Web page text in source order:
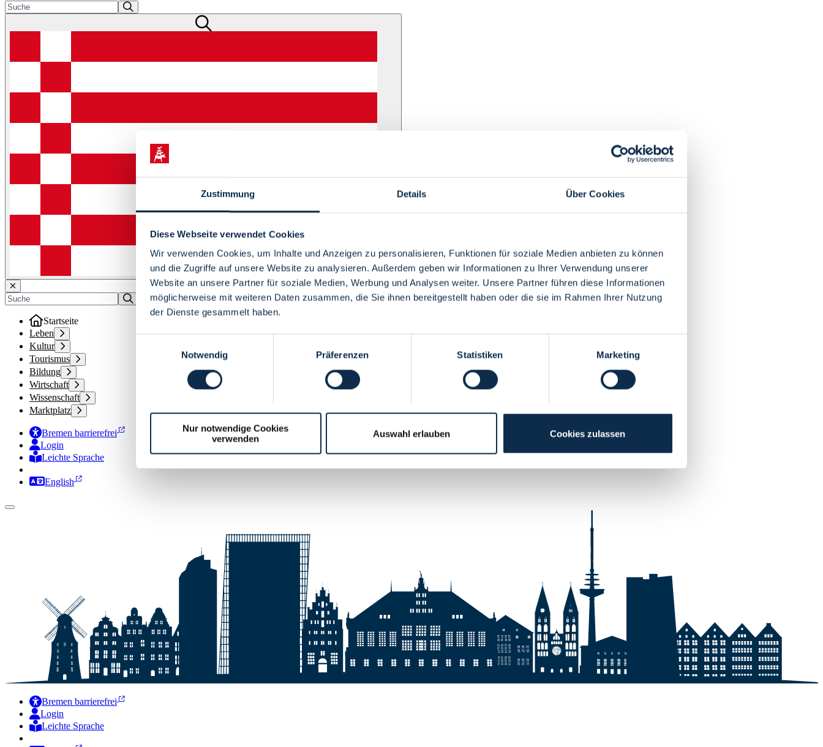
Zustimmung Details Über Cookies
Diese Webseite verwendet Cookies
Wir verwenden Cookies, um Inhalte und Anzeigen zu personalisieren, Funktionen für soziale Medien anbieten zu können
und die Zugriffe auf unsere Website zu analysieren. Außerdem geben wir Informationen zu Ihrer Verwendung unserer
Website an unsere Partner für soziale Medien, Werbung und Analysen weiter. Unsere Partner führen diese Informationen
möglicherweise mit weiteren Daten zusammen, die Sie ihnen bereitgestellt haben oder die sie im Rahmen Ihrer Nutzung
der Dienste gesammelt haben.
Notwendig
Präferenzen Statistiken Marketing
Nur notwendige Cookies
verwenden
Auswahl erlauben Cookies zulassen
Menü
Startseite
Leben
Kultur
Tourismus
Bildung
Wirtschaft
Wissenschaft
Marktplatz
Bremen barrierefrei
Login
Leichte Sprache
Zur Deutschen Gebärdensprache
English
Bremen barrierefrei
Login
Leichte Sprache